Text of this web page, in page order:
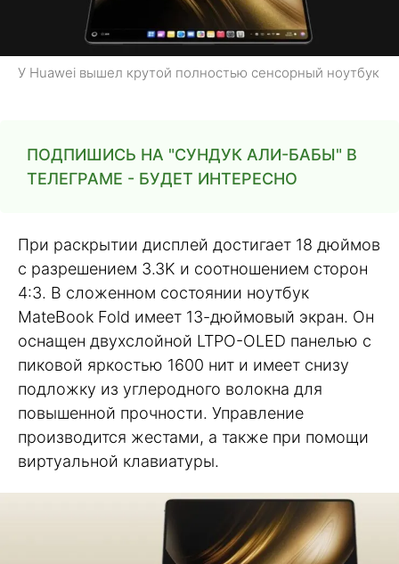
У Huawei вышел крутой полностью сенсорный ноутбук
ПОДПИШИСЬ НА "СУНДУК АЛИ-БАБЫ" В
ТЕЛЕГРАМЕ - БУДЕТ ИНТЕРЕСНО
При раскрытии дисплей достигает 18 дюймов
с разрешением 3.3K и соотношением сторон
4:3. В сложенном состоянии ноутбук
MateBook Fold имеет 13-дюймовый экран. Он
оснащен двухслойной LTPO-OLED панелью с
пиковой яркостью 1600 нит и имеет снизу
подложку из углеродного волокна для
повышенной прочности. Управление
производится жестами, а также при помощи
виртуальной клавиатуры.